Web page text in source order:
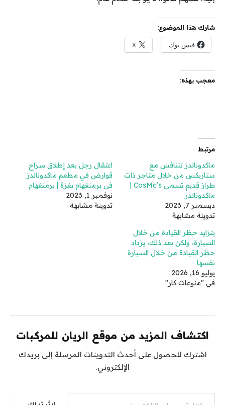
شارك هذا الموضوع:
فيس بوك X
معجب بهذه:
مرتبط
ماكدونالدز تتنافس مع
ستاربكس من خلال متاجر ذات
طراز قديم تسمى CosMc’s |
ماكدونالدز
ديسمبر 7, 2023
تدوينة مشابهة
اعتقال رجل بعد إطلاق سراح
قوارض في مطعم ماكدونالدز
في برمنغهام بغزة | برمنغهام
نوفمبر 1, 2023
تدوينة مشابهة
يتزايد حظر القيادة من خلال
السيارة، ولكن بعد ذلك، يزداد
حظر القيادة من خلال السيارة
نفسها
يوليو 16, 2026
في "منوعات كار"
اكتشاف المزيد من موقع الريان للمركبات
اشترك للحصول على أحدث التدوينات المرسلة إلى بريدك
الإلكتروني.
كتابة بريدك الإلكتروني...